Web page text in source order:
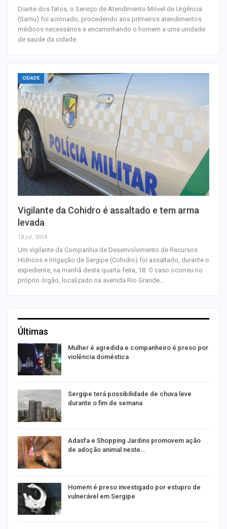
Diante dos fatos, o Serviço de Atendimento Móvel de Urgência
(Samu) foi acionado, procedendo aos primeiros atendimentos
médicos necessários e encaminhando o homem a uma unidade
de saúde da cidade.
CIDADE
Vigilante da Cohidro é assaltado e tem arma
levada
18 jul, 2018
Um vigilante da Companhia de Desenvolvimento de Recursos
Hídricos e Irrigação de Sergipe (Cohidro) foi assaltado, durante o
expediente, na manhã desta quarta-feira, 18. O caso ocorreu no
próprio órgão, localizado na avenida Rio Grande…
Últimas
Mulher é agredida e companheiro é preso por
violência doméstica
Sergipe terá possibilidade de chuva leve
durante o fim de semana
Adasfa e Shopping Jardins promovem ação
de adoção animal neste…
Homem é preso investigado por estupro de
vulnerável em Sergipe